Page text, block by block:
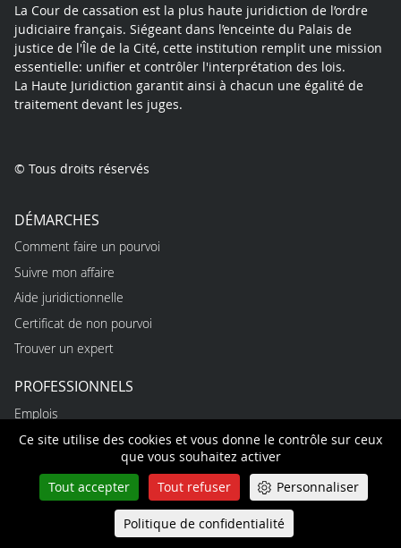
Ce site utilise des cookies et vous donne le contrôle sur ceux
que vous souhaitez activer
Tout accepter
Tout refuser Personnaliser
Politique de confidentialité
La Cour de cassation est la plus haute juridiction de l’ordre
judiciaire français. Siégeant dans l’enceinte du Palais de
justice de l'Île de la Cité, cette institution remplit une mission
essentielle: unifier et contrôler l'interprétation des lois.
La Haute Juridiction garantit ainsi à chacun une égalité de
traitement devant les juges.
© Tous droits réservés
DÉMARCHES
Comment faire un pourvoi
Suivre mon affaire
Aide juridictionnelle
Certificat de non pourvoi
Trouver un expert
PROFESSIONNELS
Emplois
Alternances
Marchés publics
Queue-Fair